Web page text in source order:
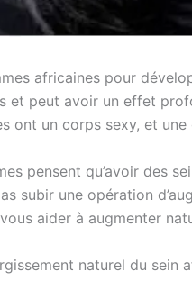
africaines pour
et peut avoir un effet
ont un corps sexy, et
pensent qu’avoir des
subir une opération
aider à augmenter
naturel du sein